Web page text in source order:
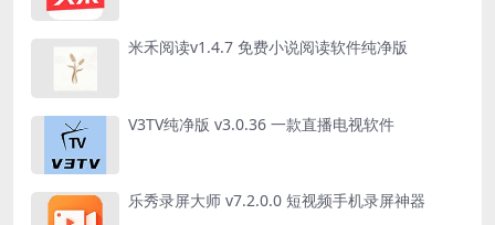
米禾阅读v1.4.7 免费小说阅读软件纯净版
V3TV纯净版 v3.0.36 一款直播电视软件
乐秀录屏大师 v7.2.0.0 短视频手机录屏神器